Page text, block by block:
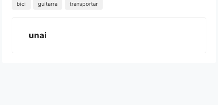
bici guitarra transportar
unai